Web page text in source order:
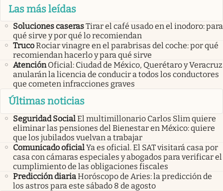
Las más leídas
Soluciones caserasTirar el café usado en el inodoro: para
qué sirve y por qué lo recomiendan
TrucoRociar vinagre en el parabrisas del coche: por qué
recomiendan hacerlo y para qué sirve
Atención Oficial: Ciudad de México, Querétaro y Veracruz
anularán la licencia de conducir a todos los conductores
que cometen infracciones graves
Últimas noticias
Seguridad SocialEl multimillonario Carlos Slim quiere
eliminar las pensiones del Bienestar en México: quiere
que los jubilados vuelvan a trabajar
Comunicado oficialYa es oficial. El SAT visitará casa por
casa con cámaras especiales y abogados para verificar el
cumplimiento de las obligaciones fiscales
Predicción diariaHoróscopo de Aries: la predicción de
los astros para este sábado 8 de agosto